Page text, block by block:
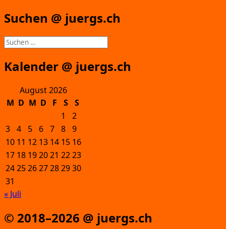
Suchen @ juergs.ch
Suchen
nach:
Kalender @ juergs.ch
August 2026
M D M D F S
S
1
2
3 4 5 6 7 8 9
10 11 12 13 14 15 16
17 18 192021 2223
24252627282930
31
« Juli
© 2018–2026 @ juergs.ch